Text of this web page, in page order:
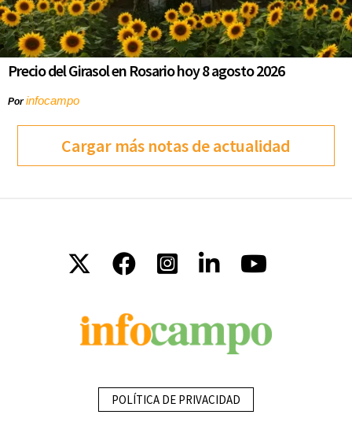
Precio del Girasol en Rosario hoy 8 agosto 2026
Porinfocampo
Cargar más notas de actualidad
POLÍTICA DE PRIVACIDAD